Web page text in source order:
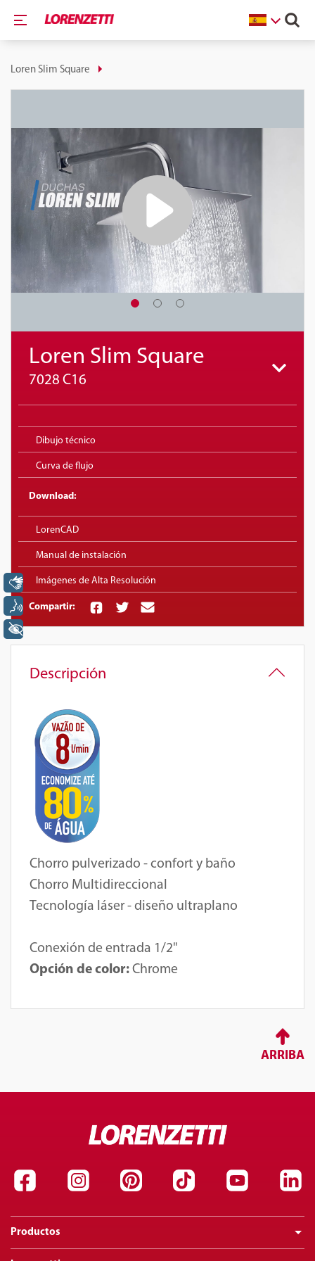
Loren Slim Square
Loren Slim Square
7028 C16
Dibujo técnico
Curva de flujo
Download:
LorenCAD
Manual de instalación
Imágenes de Alta Resolución
Compartir:
Descripción
Chorro pulverizado - confort y baño
Chorro Multidireccional
Tecnología láser - diseño ultraplano
Conexión de entrada 1/2"
Opción de color:Chrome
ARRIBA
Productos
Libras
Voz
+ Acessibilidade